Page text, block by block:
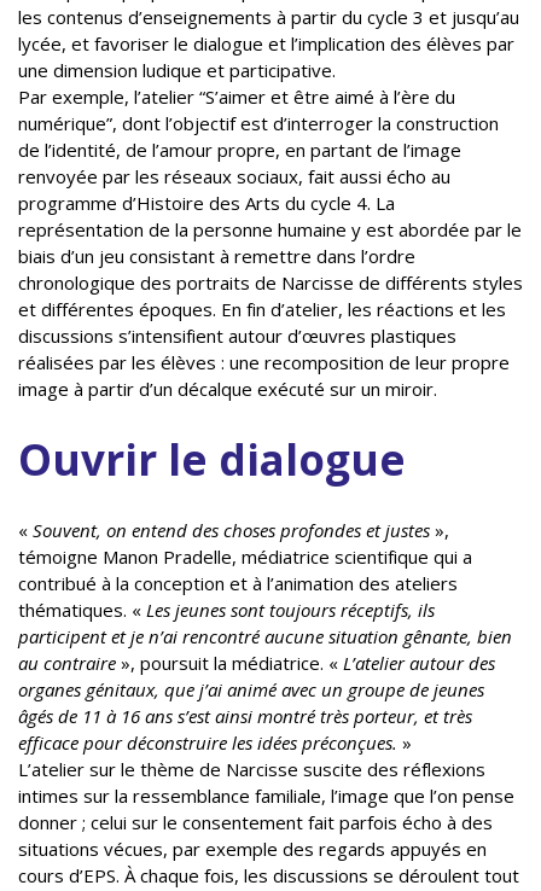
les contenus d’enseignements à partir du cycle 3 et jusqu’au
lycée, et favoriser le dialogue et l’implication des élèves par
une dimension ludique et participative.
Par exemple, l’atelier “S’aimer et être aimé à l’ère du
numérique”, dont l’objectif est d’interroger la construction
de l’identité, de l’amour propre, en partant de l’image
renvoyée par les réseaux sociaux, fait aussi écho au
programme d’Histoire des Arts du cycle 4. La
représentation de la personne humaine y est abordée par le
biais d’un jeu consistant à remettre dans l’ordre
chronologique des portraits de Narcisse de différents styles
et différentes époques. En fin d’atelier, les réactions et les
discussions s’intensifient autour d’œuvres plastiques
réalisées par les élèves : une recomposition de leur propre
image à partir d’un décalque exécuté sur un miroir.
Ouvrir le dialogue
« Souvent, on entend des choses profondes et justes »,
témoigne Manon Pradelle, médiatrice scientifique qui a
contribué à la conception et à l’animation des ateliers
thématiques. « Les jeunes sont toujours réceptifs, ils
participent et je n’ai rencontré aucune situation gênante, bien
au contraire », poursuit la médiatrice. « L’atelier autour des
organes génitaux, que j’ai animé avec un groupe de jeunes
âgés de 11 à 16 ans s’est ainsi montré très porteur, et très
efficace pour déconstruire les idées préconçues. »
L’atelier sur le thème de Narcisse suscite des réflexions
intimes sur la ressemblance familiale, l’image que l’on pense
donner ; celui sur le consentement fait parfois écho à des
situations vécues, par exemple des regards appuyés en
cours d’EPS. À chaque fois, les discussions se déroulent tout